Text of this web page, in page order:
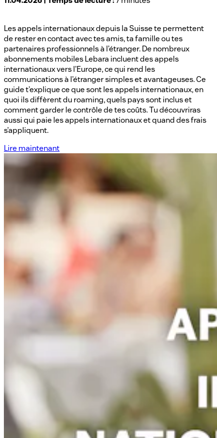
Les appels internationaux depuis la Suisse te permettent
de rester en contact avec tes amis, ta famille ou tes
partenaires professionnels à l’étranger. De nombreux
abonnements mobiles Lebara incluent des appels
internationaux vers l’Europe, ce qui rend les
communications à l’étranger simples et avantageuses. Ce
guide t’explique ce que sont les appels internationaux, en
quoi ils diffèrent du roaming, quels pays sont inclus et
comment garder le contrôle de tes coûts. Tu découvriras
aussi qui paie les appels internationaux et quand des frais
s’appliquent.
Lire maintenant